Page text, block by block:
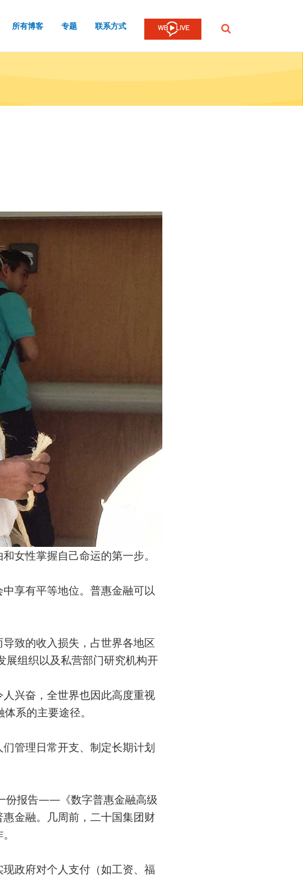
所有博客 专题 联系方式
提
女性掌握自己命运的第一步。
享有平等地位。普惠金融可以
致的收入损失，占世界各地区
展组织以及私营部门研究机构开
兴奋，全世界也因此高度重视
系的主要途径。
管理日常开支、制定长期计划
份报告——《数字普惠金融高级
金融。几周前，二十国集团财
政府对个人支付（如工资、福